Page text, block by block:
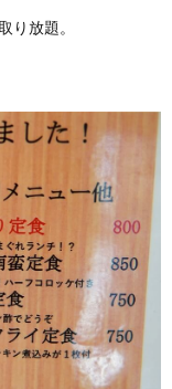
り放題。